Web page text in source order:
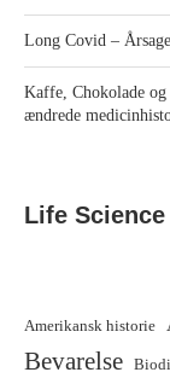
Long Covid –
Kaffe, Chokolade
ændrede
Life
Amerikansk historie
Bevarelse